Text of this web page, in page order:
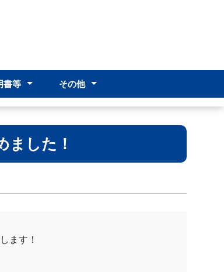
書等
申請
申請
その他
その他
アクセス
PTA
創立60周年事業
した！
ます！